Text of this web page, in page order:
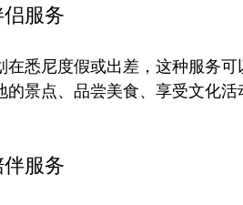
服务
在悉尼度假或出差，这种服务
的景点、品尝美食、享受文化
伴服务